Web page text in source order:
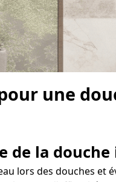
une
de la
lors des douches et